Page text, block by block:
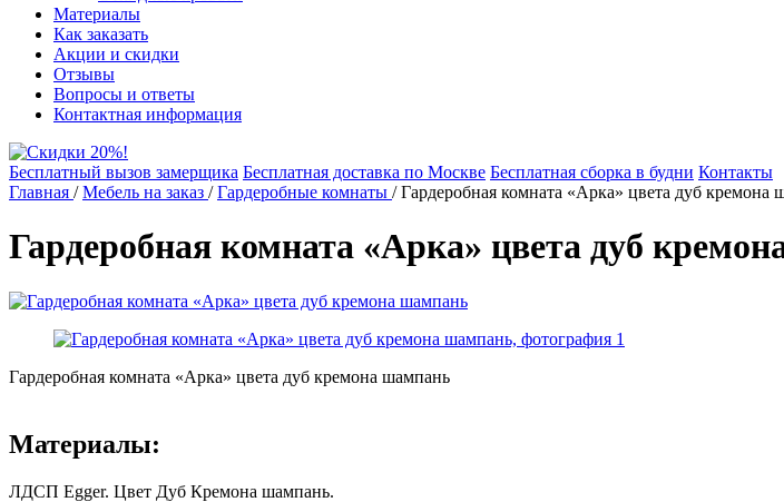
Материалы
Как заказать
Акции и скидки
Отзывы
Вопросы и ответы
Контактная информация
Бесплатный вызов замерщика Бесплатная доставка по Москве Бесплатная сборка в будни Контакты
Главная /Мебель на заказ /Гардеробные комнаты /Гардеробная комната «Арка» цвета дуб кремона
Гардеробная комната «Арка» цвета дуб
Гардеробная комната «Арка» цвета дуб кремона шампань
Материалы:
ЛДСП Egger. Цвет Дуб Кремона шампань.